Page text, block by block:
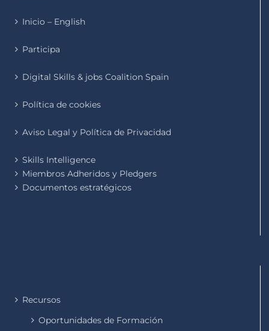
Inicio – English
Participa
Digital Skills & jobs Coalition Spain
Política de cookies
Aviso Legal y Política de Privacidad
Skills Intelligence
Miembros Adheridos y Pledgers
Documentos estratégicos
Recursos
Oportunidades de Formación